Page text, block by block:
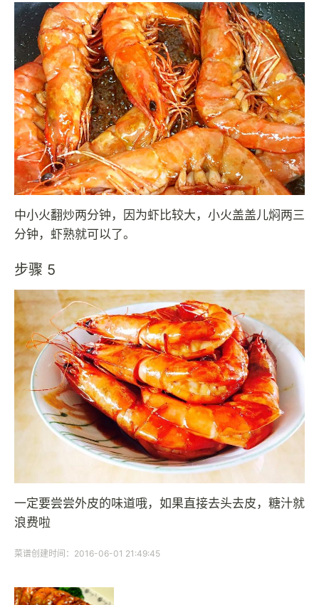
中小火翻炒两分钟，因为虾比较大，小火盖盖儿焖两三
分钟，虾熟就可以了。
步骤 5
一定要尝尝外皮的味道哦，如果直接去头去皮，糖汁就
浪费啦
菜谱创建时间：2016-06-01 21:49:45